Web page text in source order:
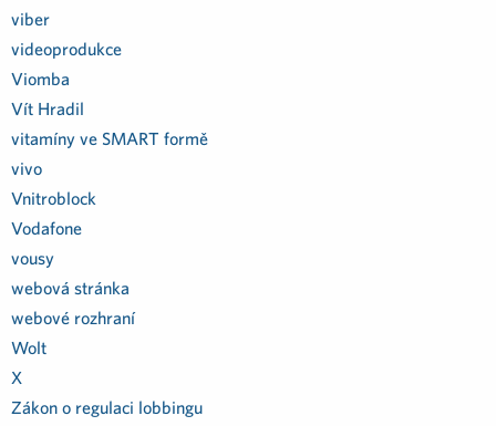
viber
videoprodukce
Viomba
Vít Hradil
vitamíny ve SMART formě
vivo
Vnitroblock
Vodafone
vousy
webová stránka
webové rozhraní
Wolt
X
Zákon o regulaci lobbingu